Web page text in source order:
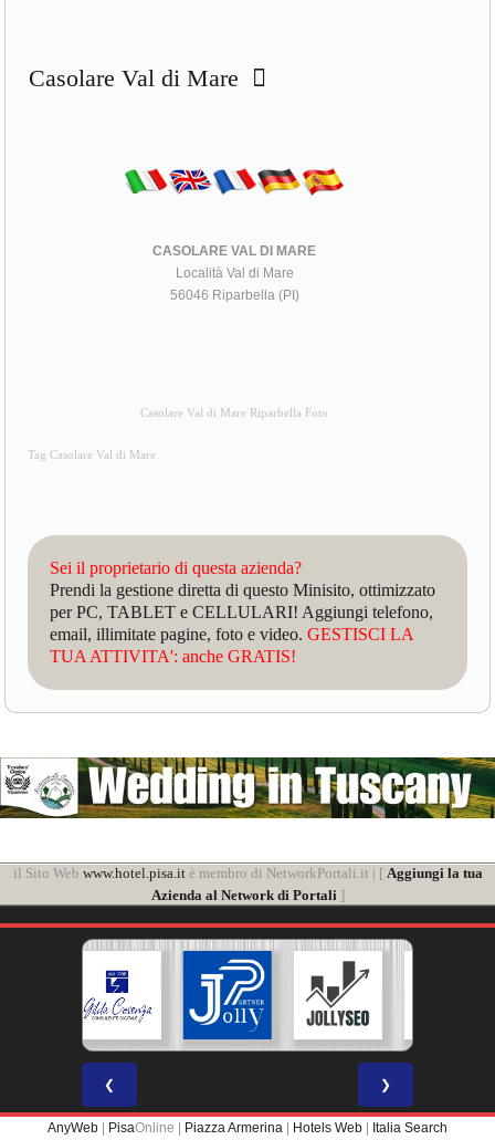
Casolare Val di Mare
CASOLARE VAL DI MARE
Località Val di Mare
56046 Riparbella (PI)
Casolare Val di Mare Riparbella Foto
Tag Casolare Val di Mare
Sei il proprietario di questa azienda?
Prendi la gestione diretta di questo Minisito, ottimizzato
per PC, TABLET e CELLULARI! Aggiungi telefono,
email, illimitate pagine, foto e video.GESTISCI LA
TUA ATTIVITA': anche GRATIS!
il Sito Web www.hotel.pisa.itè membro di NetworkPortali.it | [ Aggiungi la tua
Azienda al Network di Portali]
❮ ❯
AnyWeb PisaOnline | Piazza Armerina Hotels Web Italia Search